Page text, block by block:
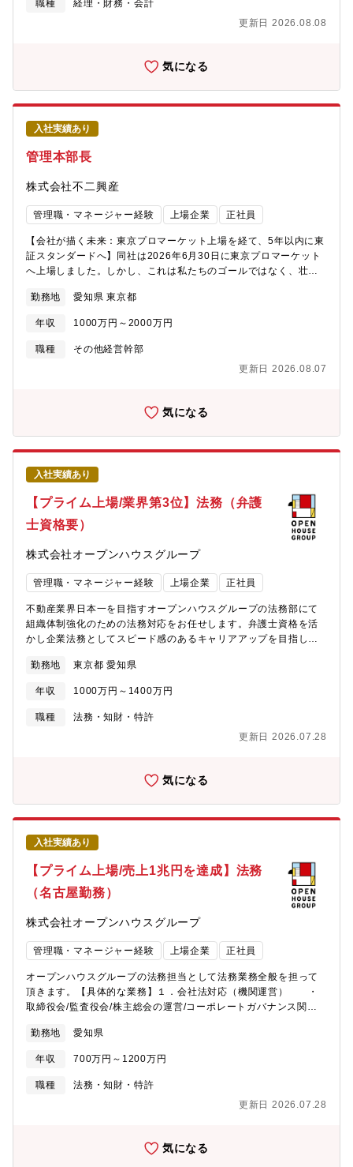
Marketへ新規上場いたしました。しかし、これはあくまで通過点
いう次なる高い目標に向け、さらなる資本政策の策定、財務基盤
の強化、そしてガバナンスの高度化を急ピッチで進めていくフェ
ーズにあります。今回は、各事業の成長を強力にサポートし、ス
ピード感ある経営を実現するとともに、東証スタンダード上場に
向けた財務戦略を主導していただく「財務スペシャリスト（将来
のCFO候補）」を募集いたします。■ミッション財務のスペシャリ
ストとして、会社の業績と次なる上場戦略を支えていただきま
す。資金調達： 銀行提出資料の作成、金融機関折衝、社債発行、
中長期的な資本政策の立案・実行資金繰り： 借入金残高管理、資
金繰り計画の策定・実績管理予算実績管理※当社は通常の私募債
だけでなく、「SDGs私募債」の導入や「ポジティブ・インパク
ト・ファイナンス契約」の締結など、サステナブルかつ先進的な
資金調達の手法も積極的に取り入れ、実現しています。■キャリア
パス実務を通じて当社のビジネスモデルや財務状況への理解を深
めていただいた後は、将来的には「財務経理部長」ひいては
ていただくことを期待しています。従来の枠にとらわれず、財務
のアイデアを積極的に発信できる環境です。■働くメンバー間接部
門を統括する「業務管理本部」は、財務経理部と人事総務部の2つ
て総勢9名の組織です。財務経理部： 4名人事総務部： 4名
職種
経理・財務・会計
更新日 2026.08.08
気になる
入社実績あり
管理本部長
株式会社不二興産
管理職・マネージャー経験 上場企業 正社員
【会社が描く未来：東京プロマーケット上場を経て、5年以内に東
証スタンダードへ】同社は2026年6月30日に東京プロマーケット
へ上場しました。しかし、これは私たちのゴールではなく、壮大
年を目途に【東証スタンダード市場】へのステップアップを目指
しています。さらに、今後の成長戦略として【M&A（企業の合
併・買収）】も視野に入れ拡大させていく予定です。この第2創業
期とも言える急成長・変革フェーズを支え、牽引するためには、
ンスを強固に構築する「攻めのコーポレート体制」への刷新が不
ートCOO候補」です。【お任せしたいミッション】経営陣の直下
で、大きな裁量権を持ってコーポレート部門（人事・総務・財
務・経理）の全体統括をお任せします。指示を出すだけのスマー
トな管理者ではなく、自らも現場に入り込んで業務フローの刷新
や仕組み化を推進する、ハンズオンな組織創りを期待していま
す。担当業務上場準備・M&A・組織拡大に伴う、コーポレート部
門全体の統括・マネジメント、および実務の推進をお任せしま
す。コーポレート部門のマネジメントと実務（ハンズオン）●人
事・総務・財務・経理部門の横断的な統括とメンバーマネジメン
ト●成長スピードに耐えうる、バックオフィス全体の業務フロー刷
新、自動化（DX・ITツール導入など）の推進●必要に応じた、規
程改定やシステム入力等の実務フォロー東証スタンダード上場に
向けた体制構築●全社的なガバナンス体制の構築と統制強化●リス
幹事証券会社、金融機関等との折衝・対応M&A・成長戦略の推進
●M&A実行時におけるコーポレート視点でのデューデリジェンスへ
の参画●買収後のPMIの実行と主導【描ける未来：東証スタンダー
ド上場企業の「取締役COO」へ】入社直後は、現在の本部長や経
IT/AIを活用したビジネスモデルをインプットしていただきます。
ダード市場変更、およびM&A戦略に紐づく組織統合を行っていた
だきます。また現職本部長からのバトンタッチに留まらず、将来
勤務地 愛知県 東京都
年収 1000万円～2000万円
職種
その他経営幹部
更新日 2026.08.07
気になる
入社実績あり
【プライム上場/業界第3位】法務（弁護
士資格要）
株式会社オープンハウスグループ
管理職・マネージャー経験 上場企業 正社員
不動産業界日本一を目指すオープンハウスグループの法務部にて
組織体制強化のための法務対応をお任せします。弁護士資格を活
かし企業法務としてスピード感のあるキャリアアップを目指しま
連(事業部対応) ・現場社員から寄せられる相談の対応、
付随する契約書の作成・チェック ・訴訟/行政/トラブル対
応 ・ネット系対応2．契約・文書作成及びチェック3．コンプ
ライアンス関連(仕組みづくり) ・現場指導（コンプライ
改正対応の業務4．会社法対応（機関運営） ・取締役会/監査
勤務地 東京都 愛知県
年収 1000万円～1400万円
職種
法務・知財・特許
更新日 2026.07.28
気になる
入社実績あり
【プライム上場/売上1兆円を達成】法務
（名古屋勤務）
株式会社オープンハウスグループ
管理職・マネージャー経験 上場企業 正社員
オープンハウスグループの法務担当として法務業務全般を担って
頂きます。【具体的な業務】１．会社法対応（機関運営） ・
取締役会/監査役会/株主総会の運営/コーポレートガバナンス関連
ら寄せられる相談の対応、付随する契約書の作成・チェッ
ク ・訴訟/行政/トラブル対応 ・ネット系対応３．コンプラ
イアンス関連（仕組みづくり） ・現場指導（コンプライアン
ス研修の企画・実施等） ・ホットラインの運営 ・法改正
M&A関連業務 等【同社の企業ステージ】■結果や成果に対する正
■急成長中の企業で会社の成長と共に自らも成長できる職場環境や
勤務地 愛知県
年収 700万円～1200万円
職種
法務・知財・特許
更新日 2026.07.28
気になる